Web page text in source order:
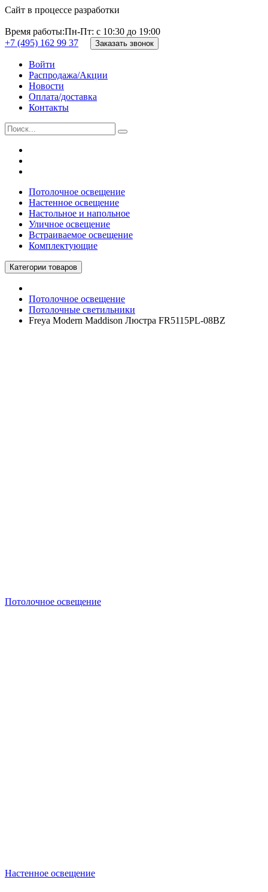
Сайт в процессе разработки
Время работы:Пн-Пт: с 10:30 до 19:00
+7 (495) 162 99 37
Заказать звонок
Войти
Распродажа/Акции
Новости
Оплата/доставка
Контакты
Потолочное освещение
Настенное освещение
Настольное и напольное
Уличное освещение
Встраиваемое освещение
Комплектующие
Категории товаров
Потолочное освещение
Потолочные светильники
Freya Modern Maddison Люстра FR5115PL-08BZ
Потолочное освещение
Настенное освещение